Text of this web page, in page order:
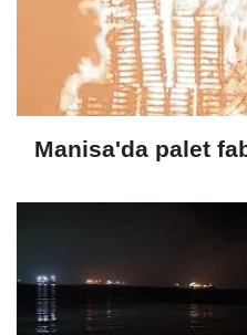
Manisa'da palet